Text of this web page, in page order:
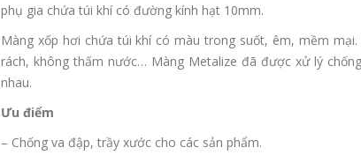
phụ gia chứa túi khí có đường kính hạt 10mm.
Màng xốp hơi chứa túi khí có màu trong suốt, êm, mềm
rách, không thấm nước… Màng Metalize đã được xử lý
nhau.
Ưu điểm
– Chống va đập, trầy xước cho các sản phẩm.